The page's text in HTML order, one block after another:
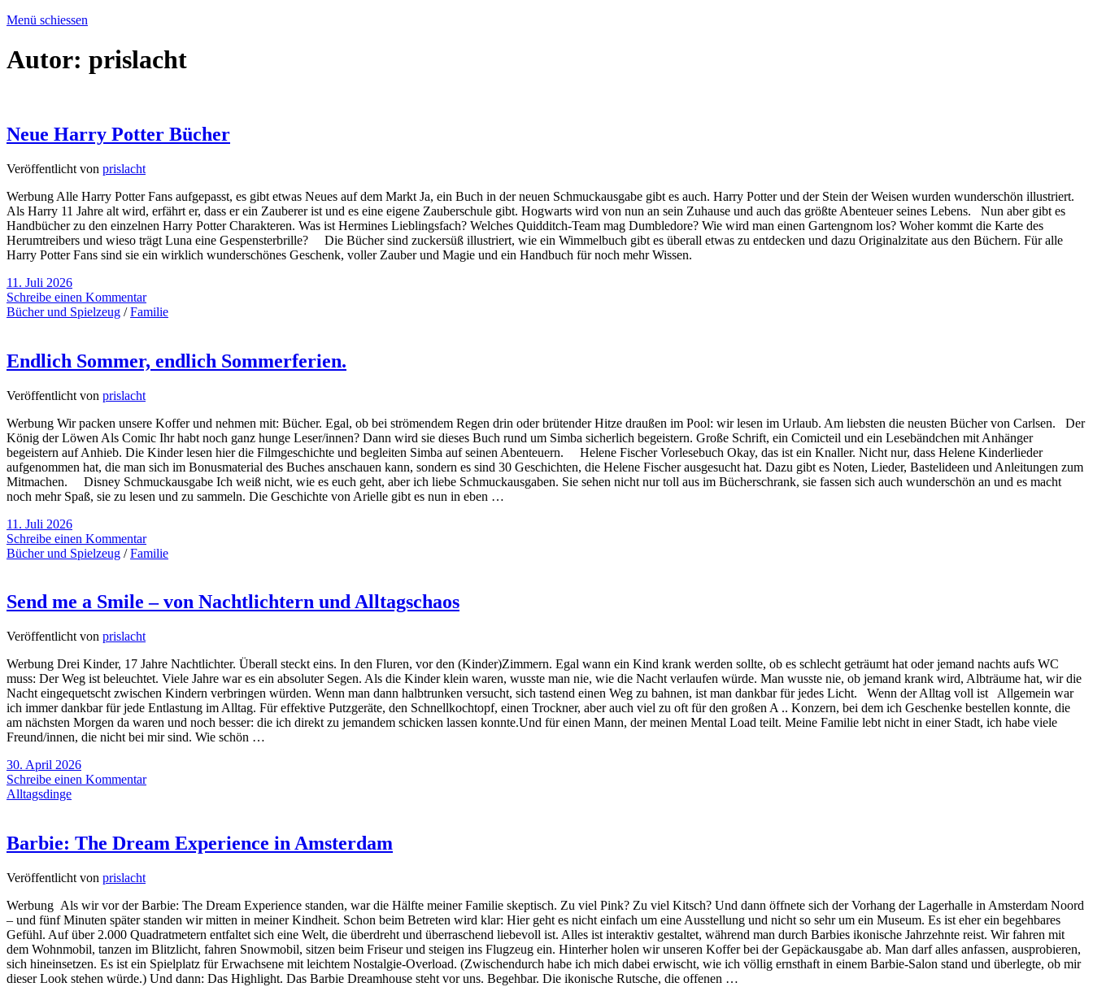
Menü schiessen
Autor: prislacht
Neue Harry Potter Bücher
Veröffentlicht von prislacht
Werbung Alle Harry Potter Fans aufgepasst, es gibt etwas Neues auf dem Markt Ja, ein Buch in der neuen Schmuckausgabe gibt es auch. Harry Potter und der Stein der Weisen wurden wunderschön illustriert.
Als Harry 11 Jahre alt wird, erfährt er, dass er ein Zauberer ist und es eine eigene Zauberschule gibt. Hogwarts wird von nun an sein Zuhause und auch das größte Abenteuer seines Lebens. Nun aber gibt es
Handbücher zu den einzelnen Harry Potter Charakteren. Was ist Hermines Lieblingsfach? Welches Quidditch-Team mag Dumbledore? Wie wird man einen Gartengnom los? Woher kommt die Karte des
Herumtreibers und wieso trägt Luna eine Gespensterbrille? Die Bücher sind zuckersüß illustriert, wie ein Wimmelbuch gibt es überall etwas zu entdecken und dazu Originalzitate aus den Büchern. Für alle
Harry Potter Fans sind sie ein wirklich wunderschönes Geschenk, voller Zauber und Magie und ein Handbuch für noch mehr Wissen.
11. Juli 2026
Schreibe einen Kommentar
Bücher und Spielzeug /Familie
Endlich Sommer, endlich Sommerferien.
Veröffentlicht von prislacht
Werbung Wir packen unsere Koffer und nehmen mit: Bücher. Egal, ob bei strömendem Regen drin oder brütender Hitze draußen im Pool: wir lesen im Urlaub. Am liebsten die neusten Bücher von Carlsen. Der
König der Löwen Als Comic Ihr habt noch ganz hunge Leser/innen? Dann wird sie dieses Buch rund um Simba sicherlich begeistern. Große Schrift, ein Comicteil und ein Lesebändchen mit Anhänger
begeistern auf Anhieb. Die Kinder lesen hier die Filmgeschichte und begleiten Simba auf seinen Abenteuern. Helene Fischer Vorlesebuch Okay, das ist ein Knaller. Nicht nur, dass Helene Kinderlieder
aufgenommen hat, die man sich im Bonusmaterial des Buches anschauen kann, sondern es sind 30 Geschichten, die Helene Fischer ausgesucht hat. Dazu gibt es Noten, Lieder, Bastelideen und Anleitungen zum
Mitmachen. Disney Schmuckausgabe Ich weiß nicht, wie es euch geht, aber ich liebe Schmuckausgaben. Sie sehen nicht nur toll aus im Bücherschrank, sie fassen sich auch wunderschön an und es macht
noch mehr Spaß, sie zu lesen und zu sammeln. Die Geschichte von Arielle gibt es nun in eben …
11. Juli 2026
Schreibe einen Kommentar
Bücher und Spielzeug /Familie
Send me a Smile – von Nachtlichtern und Alltagschaos
Veröffentlicht von prislacht
Werbung Drei Kinder, 17 Jahre Nachtlichter. Überall steckt eins. In den Fluren, vor den (Kinder)Zimmern. Egal wann ein Kind krank werden sollte, ob es schlecht geträumt hat oder jemand nachts aufs WC
muss: Der Weg ist beleuchtet. Viele Jahre war es ein absoluter Segen. Als die Kinder klein waren, wusste man nie, wie die Nacht verlaufen würde. Man wusste nie, ob jemand krank wird, Albträume hat, wir die
Nacht eingequetscht zwischen Kindern verbringen würden. Wenn man dann halbtrunken versucht, sich tastend einen Weg zu bahnen, ist man dankbar für jedes Licht. Wenn der Alltag voll ist Allgemein war
ich immer dankbar für jede Entlastung im Alltag. Für effektive Putzgeräte, den Schnellkochtopf, einen Trockner, aber auch viel zu oft für den großen A .. Konzern, bei dem ich Geschenke bestellen konnte, die
am nächsten Morgen da waren und noch besser: die ich direkt zu jemandem schicken lassen konnte.Und für einen Mann, der meinen Mental Load teilt. Meine Familie lebt nicht in einer Stadt, ich habe viele
Freund/innen, die nicht bei mir sind. Wie schön …
30. April 2026
Schreibe einen Kommentar
Alltagsdinge
Barbie: The Dream Experience in Amsterdam
Veröffentlicht von prislacht
Werbung Als wir vor der Barbie: The Dream Experience standen, war die Hälfte meiner Familie skeptisch. Zu viel Pink? Zu viel Kitsch? Und dann öffnete sich der Vorhang der Lagerhalle in Amsterdam Noord
– und fünf Minuten später standen wir mitten in meiner Kindheit. Schon beim Betreten wird klar: Hier geht es nicht einfach um eine Ausstellung und nicht so sehr um ein Museum. Es ist eher ein begehbares
Gefühl. Auf über 2.000 Quadratmetern entfaltet sich eine Welt, die überdreht und überraschend liebevoll ist. Alles ist interaktiv gestaltet, während man durch Barbies ikonische Jahrzehnte reist. Wir fahren mit
dem Wohnmobil, tanzen im Blitzlicht, fahren Snowmobil, sitzen beim Friseur und steigen ins Flugzeug ein. Hinterher holen wir unseren Koffer bei der Gepäckausgabe ab. Man darf alles anfassen, ausprobieren,
sich hineinsetzen. Es ist ein Spielplatz für Erwachsene mit leichtem Nostalgie-Overload. (Zwischendurch habe ich mich dabei erwischt, wie ich völlig ernsthaft in einem Barbie-Salon stand und überlegte, ob mir
dieser Look stehen würde.) Und dann: Das Highlight. Das Barbie Dreamhouse steht vor uns. Begehbar. Die ikonische Rutsche, die offenen …